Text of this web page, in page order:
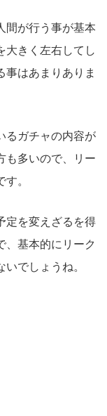
間が行う事が基本
大きく左右してし
事はあまりありま
るガチャの内容が
も多いので、リー
。
定を変えざるを得
、基本的にリーク
でしょうね。